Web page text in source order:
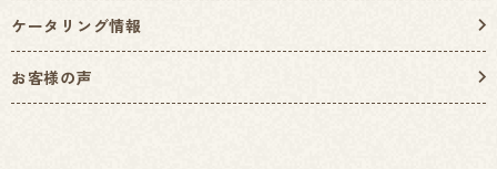
ケータリング情報
お客様の声